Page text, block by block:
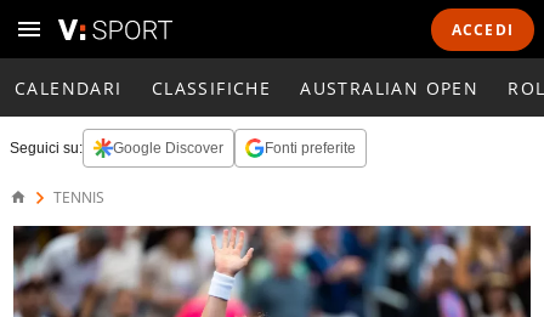
ACCEDI
CALENDARI CLASSIFICHE AUSTRALIAN OPEN
Seguici su: Google Discover Fonti preferite
TENNIS